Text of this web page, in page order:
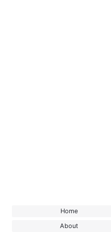
Home
About